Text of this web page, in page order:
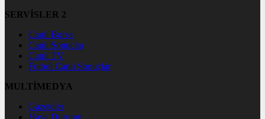
SERVİSLER 2
Canlı Borsa
Canlı Sonuçlar
Canlı TV
Futbol Canlı Sonuçlar
MULTİMEDYA
Gazeteler
Hava Durumu